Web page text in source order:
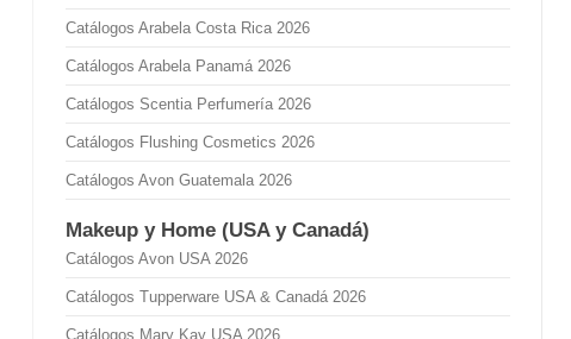
Catálogos Arabela Costa Rica 2026
Catálogos Arabela Panamá 2026
Catálogos Scentia Perfumería 2026
Catálogos Flushing Cosmetics 2026
Catálogos Avon Guatemala 2026
Makeup y Home (USA y Canadá)
Catálogos Avon USA 2026
Catálogos Tupperware USA & Canadá 2026
Catálogos Mary Kay USA 2026